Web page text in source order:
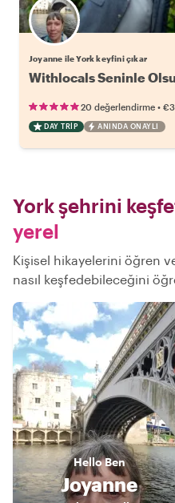
Joyanne ile York keyfini çıkar
Withlocals Seninle
20 değerlendirme •
DAY TRIP ANINDA ONAYLI
York şehrini
yerel
Kişisel hikayelerini öğren
nasıl keşfedebileceğini
HelloBen
Joyanne